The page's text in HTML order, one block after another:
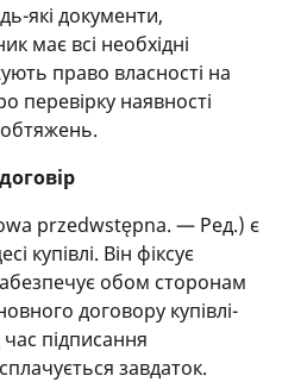
які документи,
має всі необхідні
право власності на
перевірку наявності
обтяжень.
przedwstępna. — Ред.) є
купівлі. Він фіксує
обом сторонам
договору купівлі-
підписання
завдаток.